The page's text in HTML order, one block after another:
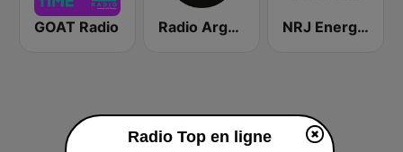
GOAT Radio Radio Argovia NRJ Energy Basel
Radio Top en ligne